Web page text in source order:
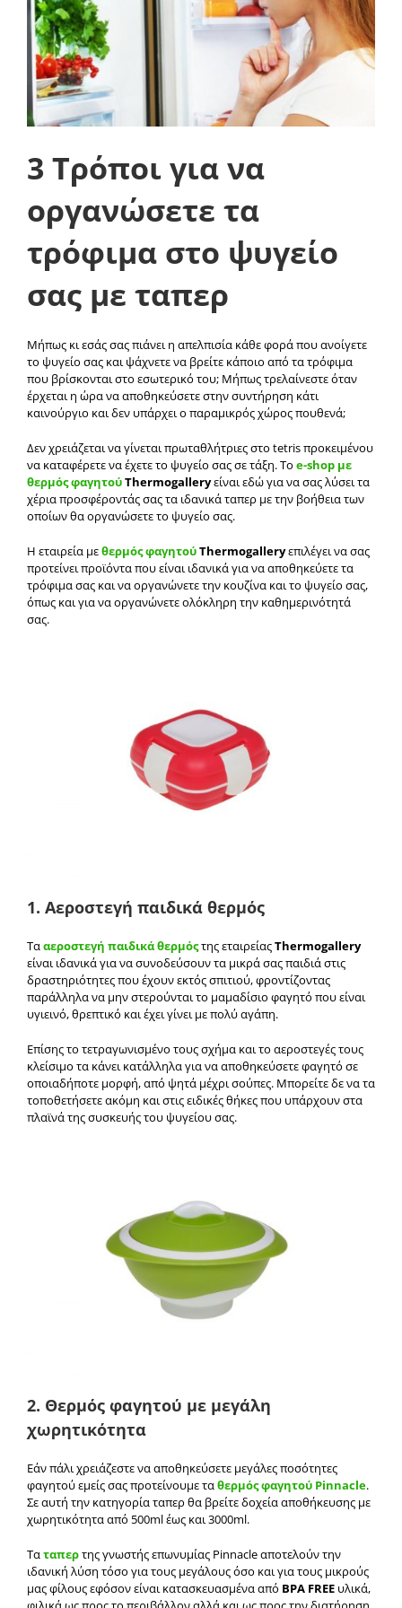
3 Τρόποι για να
οργανώσετε τα
τρόφιμα στο ψυγείο
σας με ταπερ
Μήπως κι εσάς σας πιάνει η απελπισία κάθε φορά που ανοίγετε
το ψυγείο σας και ψάχνετε να βρείτε κάποιο από τα τρόφιμα
που βρίσκονται στο εσωτερικό του; Μήπως τρελαίνεστε όταν
έρχεται η ώρα να αποθηκεύσετε στην συντήρηση κάτι
καινούργιο και δεν υπάρχει ο παραμικρός χώρος πουθενά;
Δεν χρειάζεται να γίνεται πρωταθλήτριες στο tetris προκειμένου
να καταφέρετε να έχετε το ψυγείο σας σε τάξη. Το e-shop με
θερμός φαγητούThermogalleryείναι εδώ για να σας λύσει τα
χέρια προσφέροντάς σας τα ιδανικά ταπερ με την βοήθεια των
οποίων θα οργανώσετε το ψυγείο σας.
Η εταιρεία μεθερμός φαγητούThermogalleryεπιλέγει να σας
προτείνει προϊόντα που είναι ιδανικά για να αποθηκεύετε τα
τρόφιμα σας και να οργανώνετε την κουζίνα και το ψυγείο σας,
όπως και για να οργανώνετε ολόκληρη την καθημερινότητά
σας.
1. Αεροστεγή παιδικά θερμός
Τααεροστεγή παιδικά θερμόςτης εταιρείαςThermogallery
είναι ιδανικά για να συνοδεύσουν τα μικρά σας παιδιά στις
δραστηριότητες που έχουν εκτός σπιτιού, φροντίζοντας
παράλληλα να μην στερούνται το μαμαδίσιο φαγητό που είναι
υγιεινό, θρεπτικό και έχει γίνει με πολύ αγάπη.
Επίσης το τετραγωνισμένο τους σχήμα και το αεροστεγές τους
κλείσιμο τα κάνει κατάλληλα για να αποθηκεύσετε φαγητό σε
οποιαδήποτε μορφή, από ψητά μέχρι σούπες. Μπορείτε δε να τα
τοποθετήσετε ακόμη και στις ειδικές θήκες που υπάρχουν στα
πλαϊνά της συσκευής του ψυγείου σας.
2. Θερμός φαγητού με μεγάλη
χωρητικότητα
Εάν πάλι χρειάζεστε να αποθηκεύσετε μεγάλες ποσότητες
φαγητού εμείς σας προτείνουμε ταθερμός φαγητού Pinnacle.
Σε αυτή την κατηγορία ταπερ θα βρείτε δοχεία αποθήκευσης με
χωρητικότητα από 500ml έως και 3000ml.
Ταταπερτης γνωστής επωνυμίας Pinnacle αποτελούν την
ιδανική λύση τόσο για τους μεγάλους όσο και για τους μικρούς
μας φίλους εφόσον είναι κατασκευασμένα από BPA FREE υλικά,